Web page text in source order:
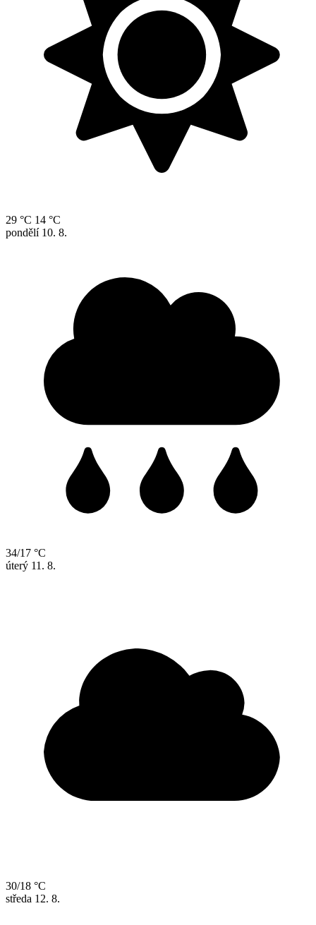
29 °C 14 °C
pondělí 10. 8.
34/17 °C
úterý 11. 8.
30/18 °C
středa 12. 8.